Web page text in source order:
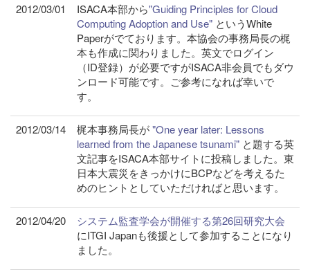
2012/03/01 ISACA本部から"Guiding Principles for Cloud
Computing Adoption and Use" というWhite
Paperがでております。本協会の事務局長の梶
本も作成に関わりました。英文でログイン
（ID登録）が必要ですがISACA非会員でもダウ
ンロード可能です。ご参考になれば幸いで
す。
2012/03/14 梶本事務局長が"One year later: Lessons
learned from the Japanese tsunami" と題する英
文記事をISACA本部サイトに投稿しました。東
日本大震災をきっかけにBCPなどを考えるた
めのヒントとしていただければと思います。
2012/04/20
システム監査学会が開催する第26回研究大会
にITGI Japanも後援として参加することになり
ました。